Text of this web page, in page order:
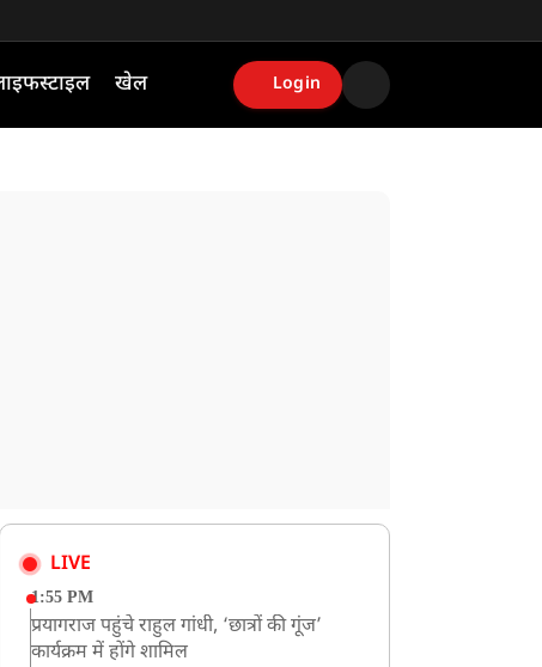
खेल Login
LIVE
1:55 PM
प्रयागराज पहुंचे राहुल गांधी, ‘छात्रों की गूंज’
कार्यक्रम में होंगे शामिल